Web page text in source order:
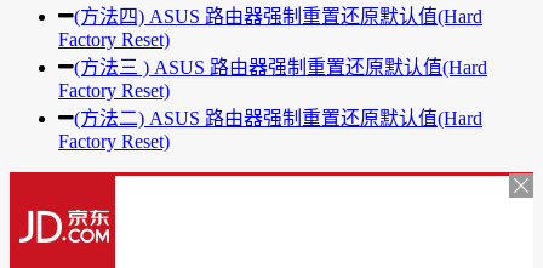
(方法四) ASUS 路由器强制重置还原默认值(Hard
Factory Reset)
(方法三 ) ASUS 路由器强制重置还原默认值(Hard
Factory Reset)
(方法二) ASUS 路由器强制重置还原默认值(Hard
Factory Reset)